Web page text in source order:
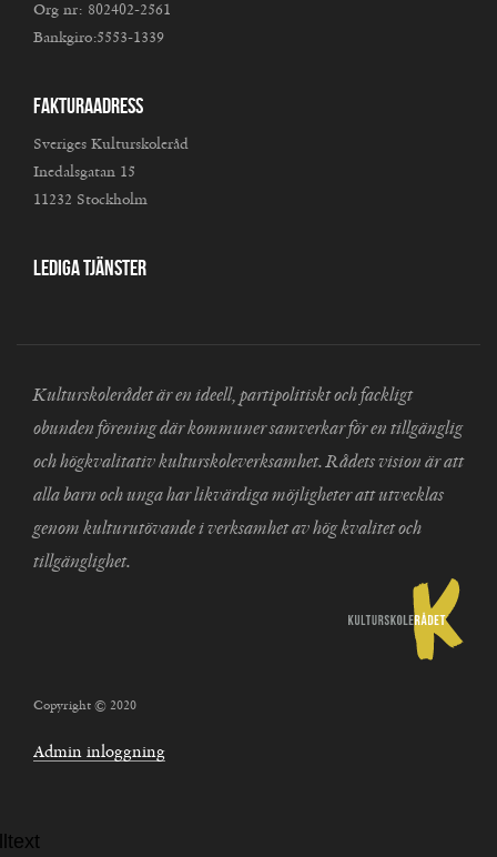
Org nr: 802402-2561
Bankgiro:5553-1339
Fakturaadress
Sveriges Kulturskoleråd
Inedalsgatan 15
11232 Stockholm
Lediga tjänster
Kulturskolerådet är en ideell, partipolitiskt och fackligt
obunden förening där kommuner samverkar för en tillgänglig
och högkvalitativ kulturskoleverksamhet. Rådets vision är att
alla barn och unga har likvärdiga möjligheter att utvecklas
genom kulturutövande i verksamhet av hög kvalitet och
tillgänglighet.
Copyright © 2020
Admin inloggning